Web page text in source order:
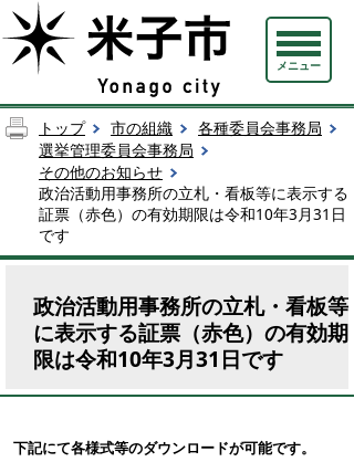
メニュー
トップ 市の組織
各種委員会事務局
選挙管理委員会事務局
その他のお知らせ
政治活動用事務所の立札・看板等に表示する
証票（赤色）の有効期限は令和10年3月31日
です
政治活動用事務所の立札・看板等
に表示する証票（赤色）の有効期
限は令和10年3月31日です
下記にて各様式等のダウンロードが可能です。